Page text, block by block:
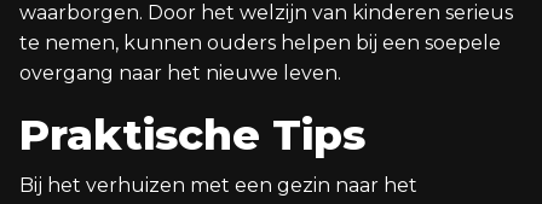
waarborgen. Door het welzijn van kinderen serieus
te nemen, kunnen ouders helpen bij een soepele
overgang naar het nieuwe leven.
Praktische Tips
Bij het verhuizen met een gezin naar het